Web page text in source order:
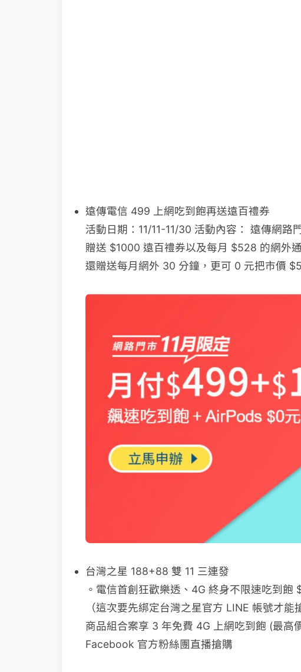
遠傳電信 499 上網吃到飽再送遠百禮券
活動日期：11/11-11/30 活動內容： 遠傳網
贈送 $1000 遠百禮券以及每月 $528 的網外
還贈送每月網外 30 分鐘，更可 0 元把市價
台灣之星 188+88 雙 11 三連發
。電信首創狂歡樂透、4G 終身不限速吃到
（這次要先綁定台灣之星官方 LINE 帳號才
商品組合案享 3 年免費 4G 上網吃到飽 (最高
Facebook 官方粉絲團直播搶購